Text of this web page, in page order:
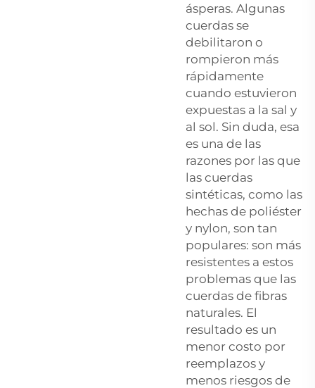
ásperas. Algunas
cuerdas se
debilitaron o
rompieron más
rápidamente
cuando estuvieron
expuestas a la sal y
al sol. Sin duda, esa
es una de las
razones por las que
las cuerdas
sintéticas, como las
hechas de poliéster
y nylon, son tan
populares: son más
resistentes a estos
problemas que las
cuerdas de fibras
naturales. El
resultado es un
menor costo por
reemplazos y
menos riesgos de